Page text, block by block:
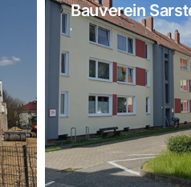
Bauverein